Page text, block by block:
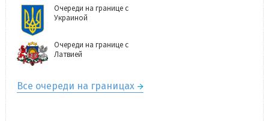
Очереди на границе с
Украиной
Очереди на границе с
Латвией
Все очереди на границах